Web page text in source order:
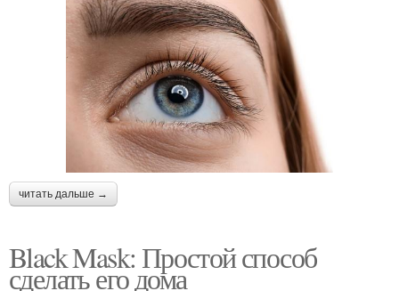
читать дальше →
Black Mask: Простой способ
сделать его дома